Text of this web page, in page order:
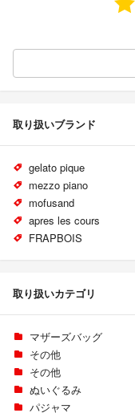
取り扱いブランド
gelato pique
mezzo piano
mofusand
apres les cours
FRAPBOIS
取り扱いカテゴリ
マザーズバッグ
その他
その他
ぬいぐるみ
パジャマ